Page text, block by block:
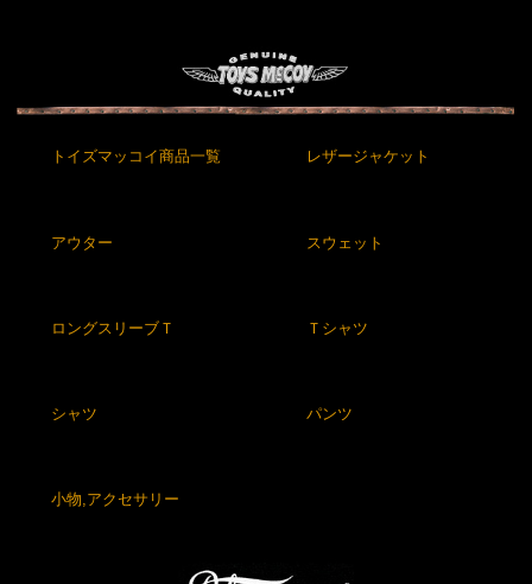
トイズマッコイ商品一覧 レザージャケット
アウター スウェット
ロングスリーブＴ Ｔシャツ
シャツ パンツ
小物,アクセサリー